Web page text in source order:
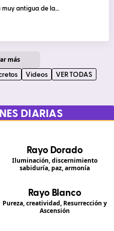
muy antigua de la…
más
Videos VER TODAS
DIARIAS
Rayo Dorado
Iluminación, discernimiento
sabiduría, paz, armonía
Rayo Blanco
Pureza, creatividad, Resurrección y
Ascensión